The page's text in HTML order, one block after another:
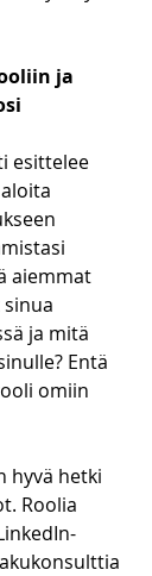
ja
esittelee
aiemmat
ja mitä
Entä
omiin
hyvä hetki
Roolia